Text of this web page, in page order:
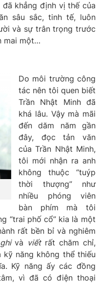
khẳng định vị thế của
sâu sắc, tinh tế, luôn
và sự trân trọng trước
mai một…
Do môi trường công
tác nên tôi quen biết
Trần Nhật Minh đã
khá lâu. Vậy mà mãi
đến dăm năm gần
đây, đọc tản văn
của Trần Nhật Minh,
tôi mới nhận ra anh
không thuộc “tuýp
thời thượng” như
nhiều phóng viên
bàn phím mà tôi
“trai phố cổ” kia là một
rất bền bỉ và nghiêm
và viếtrất chăm chỉ,
năng không thể thiếu
Kỹ năng ấy các đồng
vì đã có điện thoại